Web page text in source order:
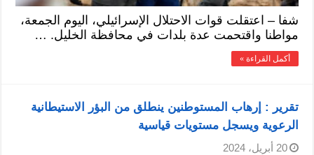
شفا – اعتقلت قوات الاحتلال الإسرائيلي، اليوم الجمعة،
مواطنا واقتحمت عدة بلدات في محافظة الخليل. …
أكمل القراءة »
تقرير : إرهاب المستوطنين ينطلق من البؤر الاستيطانية
الرعوية ويسجل مستويات قياسية
20 أبريل، 2024